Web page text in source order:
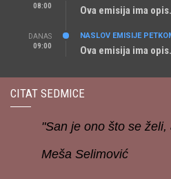
08:00
Ova emisija ima opis.
DANAS
09:00
NASLOV EMISIJE
Ova emisija ima opis.
CITAT SEDMICE
"San je ono što se
Meša Selimović